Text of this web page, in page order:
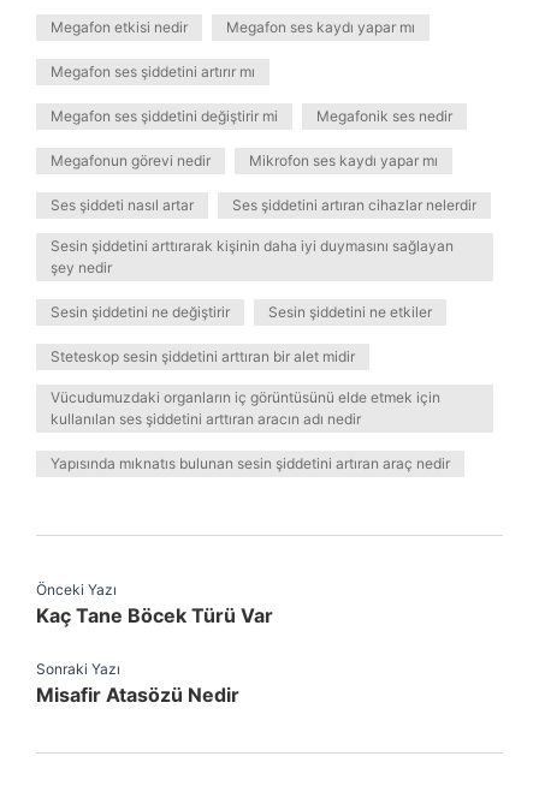
Megafon etkisi nedir Megafon ses kaydı yapar mı
Megafon ses şiddetini artırır mı
Megafon ses şiddetini değiştirir mi Megafonik ses nedir
Megafonun görevi nedir Mikrofon ses kaydı yapar mı
Ses şiddeti nasıl artar Ses şiddetini artıran cihazlar nelerdir
Sesin şiddetini arttırarak kişinin daha iyi duymasını sağlayan
şey nedir
Sesin şiddetini ne değiştirir Sesin şiddetini ne etkiler
Steteskop sesin şiddetini arttıran bir alet midir
Vücudumuzdaki organların iç görüntüsünü elde etmek için
kullanılan ses şiddetini arttıran aracın adı nedir
Yapısında mıknatıs bulunan sesin şiddetini artıran araç nedir
Önceki Yazı
Kaç Tane Böcek Türü Var
Sonraki Yazı
Misafir Atasözü Nedir